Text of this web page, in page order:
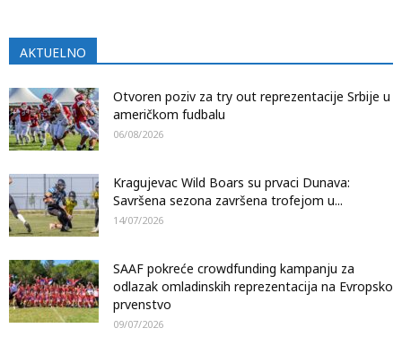
AKTUELNO
Otvoren poziv za try out reprezentacije Srbije u
američkom fudbalu
06/08/2026
Kragujevac Wild Boars su prvaci Dunava:
Savršena sezona završena trofejom u...
14/07/2026
SAAF pokreće crowdfunding kampanju za
odlazak omladinskih reprezentacija na Evropsko
prvenstvo
09/07/2026